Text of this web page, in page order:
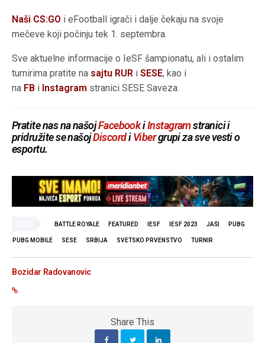
Naši CS:GO i eFootball igrači i dalje čekaju na svoje
mečeve koji počinju tek 1. septembra.
Sve aktuelne informacije o IeSF šampionatu, ali i ostalim
turnirima pratite na sajtu RUR iSESE, kao i
na FB i Instagram stranici SESE Saveza.
Pratite nas na našojFacebookiInstagramstranici i
pridružite se našojDiscordiVibergrupi za sve vesti o
esportu.
BATTLE ROYALE FEATURED IESF IESF 2023 JAŠI PUBG
PUBG MOBILE SESE SRBIJA SVETSKO PRVENSTVO TURNIR
Bozidar Radovanovic
Share This